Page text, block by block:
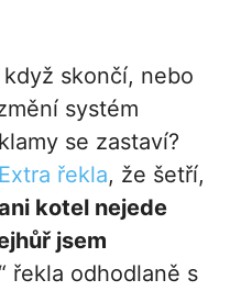
skončí, nebo
systém
se zastaví?
řekla, že šetří,
kotel nejede
jsem
“ řekla odhodlaně s